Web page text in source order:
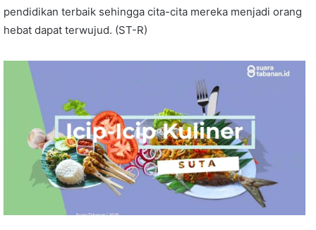
pendidikan terbaik sehingga cita-cita mereka menjadi orang
hebat dapat terwujud. (ST-R)